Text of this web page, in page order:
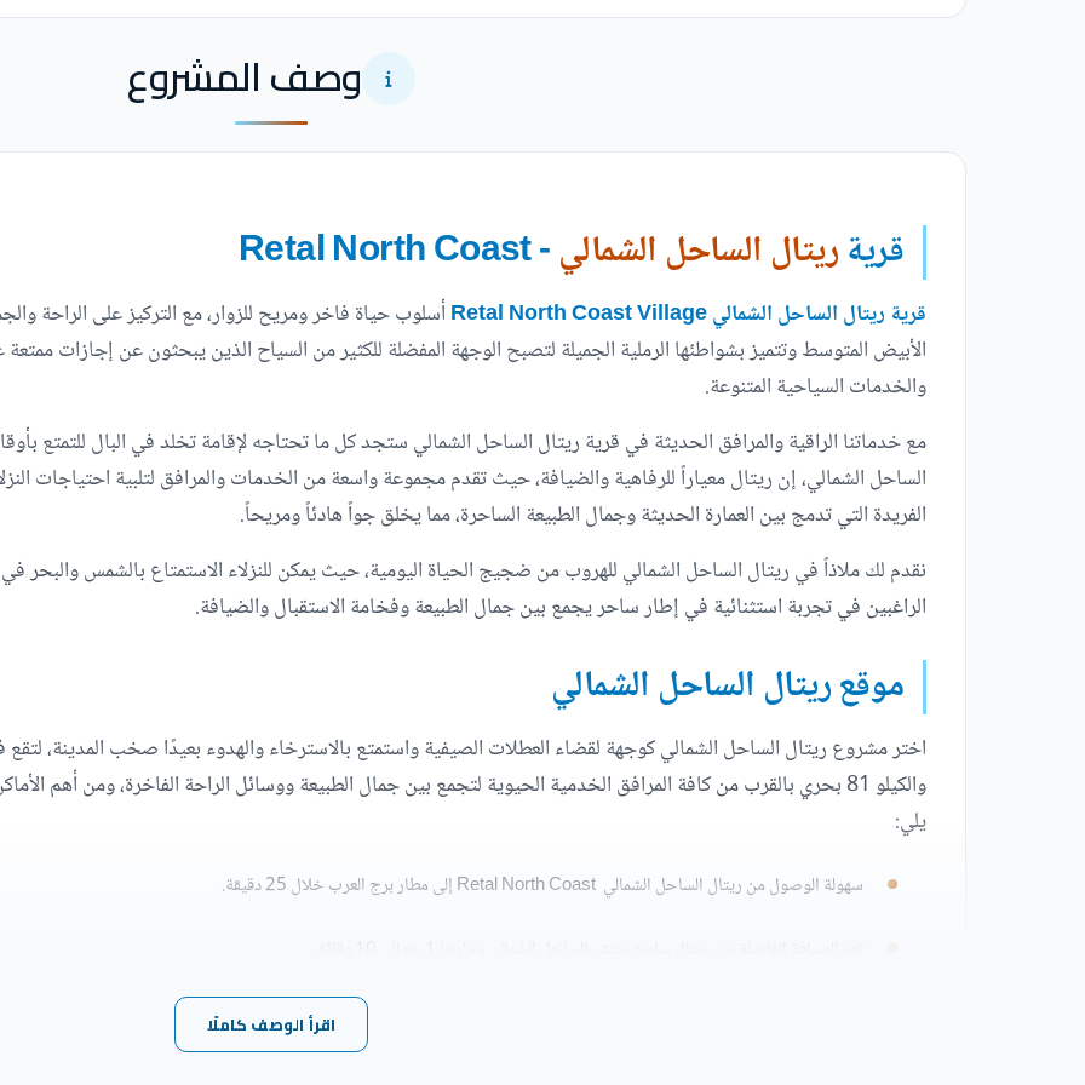
وصف المشروع
قريةريتال الساحل الشمالي- Retal North Coast
قرية ريتال الساحل الشمالي Retal North Coast Village
أسلوب حياة فاخر ومريح للزوار، مع التركيز على الراحة
الأبيض المتوسط وتتميز بشواطئها الرملية الجميلة لتصبح الوجهة المفضلة للكثير من السياح الذين يبحثون عن إجازات
والخدمات السياحية المتنوعة.
مع خدماتنا الراقية والمرافق الحديثة في قرية ريتال الساحل الشمالي ستجد كل ما تحتاجه لإقامة تخلد في البال للتمتع
الساحل الشمالي، إن ريتال معياراً للرفاهية والضيافة، حيث تقدم مجموعة واسعة من الخدمات والمرافق لتلبية احتياجات
الفريدة التي تدمج بين العمارة الحديثة وجمال الطبيعة الساحرة، مما يخلق جواً هادئاً ومريحاً.
نقدم لك ملاذاً في ريتال الساحل الشمالي للهروب من ضجيج الحياة اليومية، حيث يمكن للنزلاء الاستمتاع بالشمس والبحر
الراغبين في تجربة استثنائية في إطار ساحر يجمع بين جمال الطبيعة وفخامة الاستقبال والضيافة.
موقع ريتال الساحل الشمالي
والكيلو 81 بحري بالقرب من كافة المرافق الخدمية الحيوية لتجمع بين جمال الطبيعة ووسائل الراحة الفاخرة، ومن أهم
يلي:
سهولة الوصول من ريتال الساحل الشمالي Retal North Coast إلى مطار برج العرب خلال 25 دقيقة.
اقرأ الوصف كاملًا